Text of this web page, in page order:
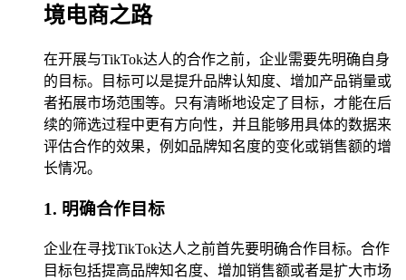
境电商之路
在开展与TikTok达人的合作之前，企业需要先明确自身
的目标。目标可以是提升品牌认知度、增加产品销量或
者拓展市场范围等。只有清晰地设定了目标，才能在后
续的筛选过程中更有方向性，并且能够用具体的数据来
评估合作的效果，例如品牌知名度的变化或销售额的增
长情况。
1. 明确合作目标
企业在寻找TikTok达人之前首先要明确合作目标。合作
目标包括提高品牌知名度、增加销售额或者是扩大市场